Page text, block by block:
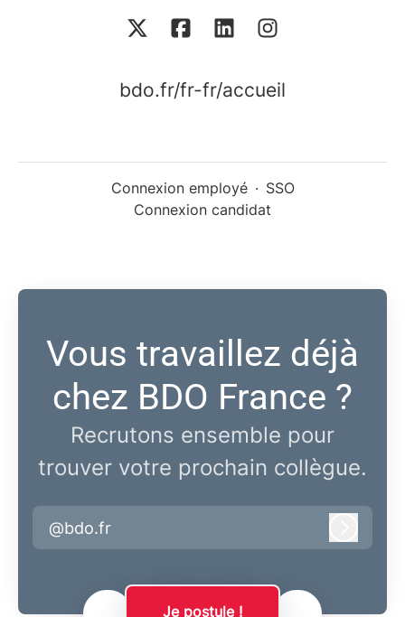
Je postule !
bdo.fr/fr-fr/accueil
Connexion employé · SSO
Connexion candidat
Vous travaillez déjà
chez BDO France ?
Recrutons ensemble pour
trouver votre prochain collègue.
@bdo.fr